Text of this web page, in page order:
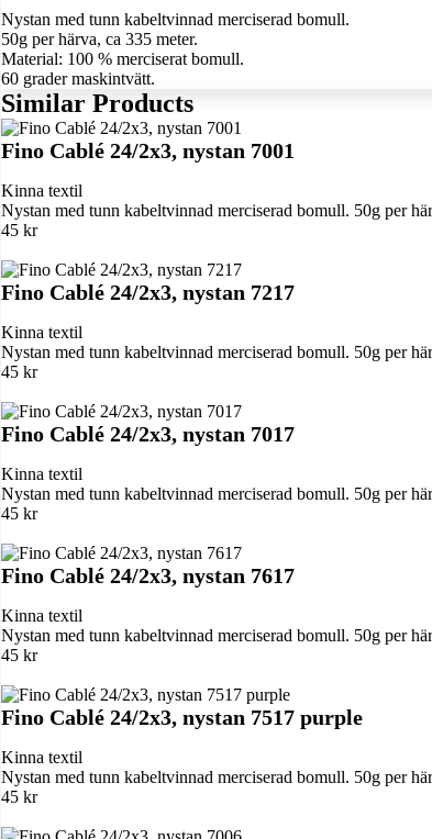
Nystan med tunn kabeltvinnad merciserad bomull.
50g per härva, ca 335 meter.
Material: 100 % merciserat bomull.
60 grader maskintvätt.
Similar Products
Fino Cablé 24/2x3, nystan 7001
Kinna textil
Nystan med tunn kabeltvinnad merciserad bomull. 50g per
45 kr
Fino Cablé 24/2x3, nystan 7217
Kinna textil
Nystan med tunn kabeltvinnad merciserad bomull. 50g per
45 kr
Fino Cablé 24/2x3, nystan 7017
Kinna textil
Nystan med tunn kabeltvinnad merciserad bomull. 50g per
45 kr
Fino Cablé 24/2x3, nystan 7617
Kinna textil
Nystan med tunn kabeltvinnad merciserad bomull. 50g per
45 kr
Fino Cablé 24/2x3, nystan 7517 purple
Kinna textil
Nystan med tunn kabeltvinnad merciserad bomull. 50g per
45 kr